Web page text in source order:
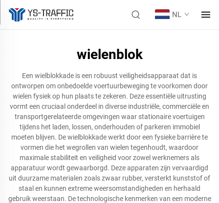
NL
wielenblok
Een wielblokkade is een robuust veiligheidsapparaat dat is
ontworpen om onbedoelde voertuurbeweging te voorkomen door
wielen fysiek op hun plaats te zekeren. Deze essentiële uitrusting
vormt een cruciaal onderdeel in diverse industriële, commerciële en
transportgerelateerde omgevingen waar stationaire voertuigen
tijdens het laden, lossen, onderhouden of parkeren immobiel
moeten blijven. De wielblokkade werkt door een fysieke barrière te
vormen die het wegrollen van wielen tegenhoudt, waardoor
maximale stabiliteit en veiligheid voor zowel werknemers als
apparatuur wordt gewaarborgd. Deze apparaten zijn vervaardigd
uit duurzame materialen zoals zwaar rubber, versterkt kunststof of
staal en kunnen extreme weersomstandigheden en herhaald
gebruik weerstaan. De technologische kenmerken van een moderne